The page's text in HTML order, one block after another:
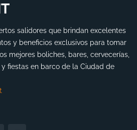
salidores que brindan excelentes
y beneficios exclusivos para tomar
mejores boliches, bares, cervecerías,
fiestas en barco de la Ciudad de